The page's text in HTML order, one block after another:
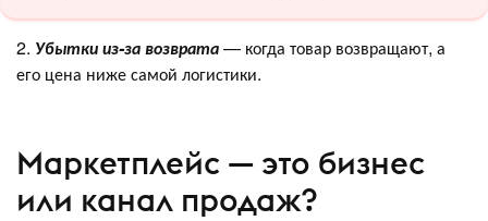
2. Убытки из-за возврата— когда товар возвращают, а
его цена ниже самой логистики.
Маркетплейс — это бизнес
или канал продаж?